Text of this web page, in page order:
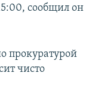
сообщил он
прокуратурой
чисто